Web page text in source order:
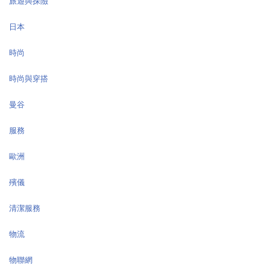
日本
時尚
時尚與穿搭
曼谷
服務
歐洲
殯儀
清潔服務
物流
物聯網